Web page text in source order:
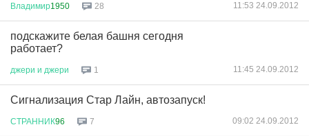
Владимир1950 28 11:53 24.09.2012
подскажите белая башня сегодня
работает?
джери и джери 1 11:45 24.09.2012
Сигнализация Стар Лайн, автозапуск!
СТРАННИК96 7 09:02 24.09.2012